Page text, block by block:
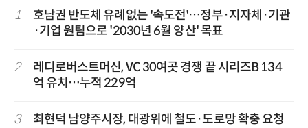
1
호남권 반도체 유례없는 '속도전'…정부·지자체·기관
·기업 원팀으로 '2030년 6월 양산' 목표
2
레디로버스트머신, VC 30여곳 경쟁 끝 시리즈B 134
억 유치…누적 229억
3 최현덕 남양주시장, 대광위에 철도·도로망 확충 요청